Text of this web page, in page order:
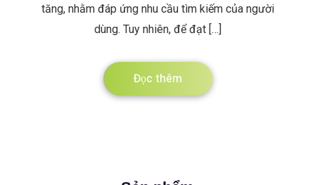
tăng, nhằm đáp ứng nhu cầu tìm kiếm của người
dùng. Tuy nhiên, để đạt […]
Đọc thêm